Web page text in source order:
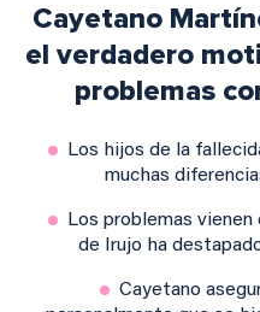
Cayetano
el verdadero
problemas
Los hijos de la
muchas
Los problemas
de Irujo ha
Cayetano